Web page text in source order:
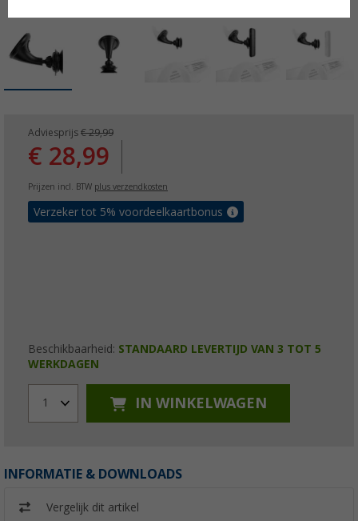
Adviesprijs € 29,99
€ 28,99
Prijzen incl. BTW plus verzendkosten
Verzeker tot 5% voordeelkaartbonus
Beschikbaarheid: STANDAARD LEVERTIJD VAN 3 TOT 5
WERKDAGEN
1 IN WINKELWAGEN
INFORMATIE & DOWNLOADS
Vergelijk dit artikel